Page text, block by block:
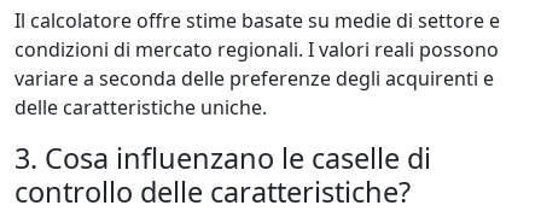
Il calcolatore offre stime basate su medie di settore e
condizioni di mercato regionali. I valori reali possono
variare a seconda delle preferenze degli acquirenti e
delle caratteristiche uniche.
3. Cosa influenzano le caselle di
controllo delle caratteristiche?